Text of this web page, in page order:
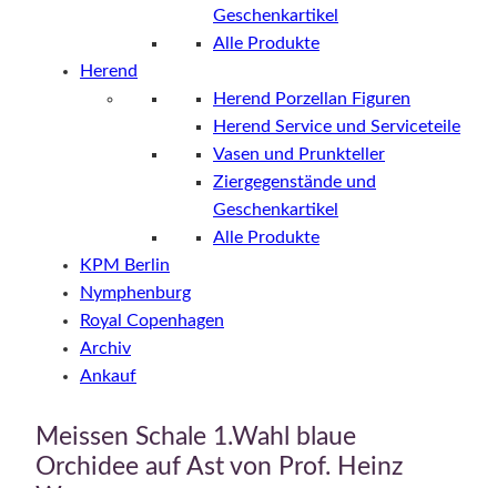
Geschenkartikel
Alle Produkte
Herend
Herend Porzellan Figuren
Herend Service und Serviceteile
Vasen und Prunkteller
Ziergegenstände und
Geschenkartikel
Alle Produkte
KPM Berlin
Nymphenburg
Royal Copenhagen
Archiv
Ankauf
Meissen Schale 1.Wahl blaue
Orchidee auf Ast von Prof. Heinz